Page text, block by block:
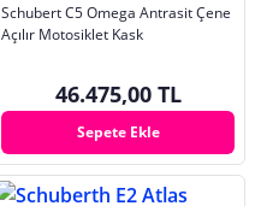
Schubert C5 Omega Antrasit Çene
Açılır Motosiklet Kask
46.475,00 TL
Sepete Ekle